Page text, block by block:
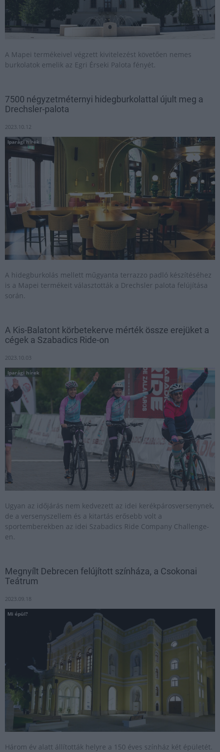
A Mapei termékeivel végzett kivitelezést követően nemes
burkolatok emelik az Egri Érseki Palota fényét.
7500 négyzetméternyi hidegburkolattal újult meg a
Drechsler-palota
2023.10.12
Iparági hírek
A hidegburkolás mellett műgyanta terrazzo padló készítéséhez
is a Mapei termékeit választották a Drechsler palota felújítása
során.
A Kis-Balatont körbetekerve mérték össze erejüket a
cégek a Szabadics Ride-on
2023.10.03
Iparági hírek
Ugyan az időjárás nem kedvezett az idei kerékpárosversenynek,
de a versenyszellem és a kitartás erősebb volt a
sportemberekben az idei Szabadics Ride Company Challenge-
en.
Megnyílt Debrecen felújított színháza, a Csokonai
Teátrum
2023.09.18
Mi épül?
Három év alatt állították helyre a 150 éves színház két épületét.